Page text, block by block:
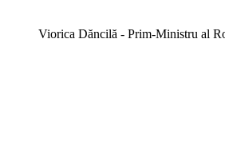
Viorica Dăncilă - Prim-Ministru al